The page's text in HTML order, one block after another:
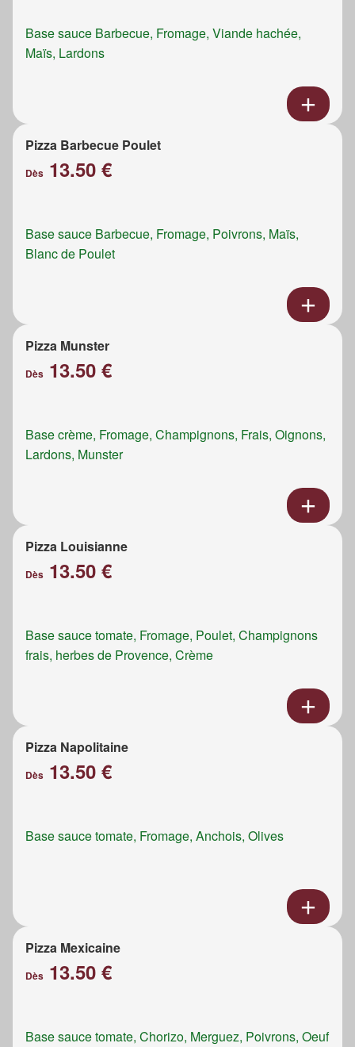
Base sauce Barbecue, Fromage, Viande hachée,
Maïs, Lardons
Pizza Barbecue Poulet
Dès 13.50 €
Base sauce Barbecue, Fromage, Poivrons, Maïs,
Blanc de Poulet
Pizza Munster
Dès 13.50 €
Base crème, Fromage, Champignons, Frais, Oignons,
Lardons, Munster
Pizza Louisianne
Dès 13.50 €
Base sauce tomate, Fromage, Poulet, Champignons
frais, herbes de Provence, Crème
Pizza Napolitaine
Dès 13.50 €
Base sauce tomate, Fromage, Anchois, Olives
Pizza Mexicaine
Dès 13.50 €
Base sauce tomate, Chorizo, Merguez, Poivrons, Oeuf